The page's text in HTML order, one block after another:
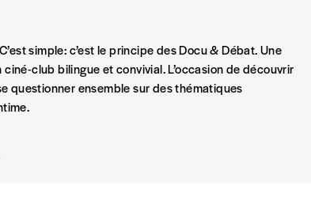
simple: c’est le principe des Docu & Débat. Une
club bilingue et convivial. L’occasion de découvrir
questionner ensemble sur des thématiques